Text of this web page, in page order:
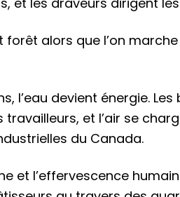
alors que l’on
l’eau devient énergie.
et l’air se
du Canada.
et l’effervescence